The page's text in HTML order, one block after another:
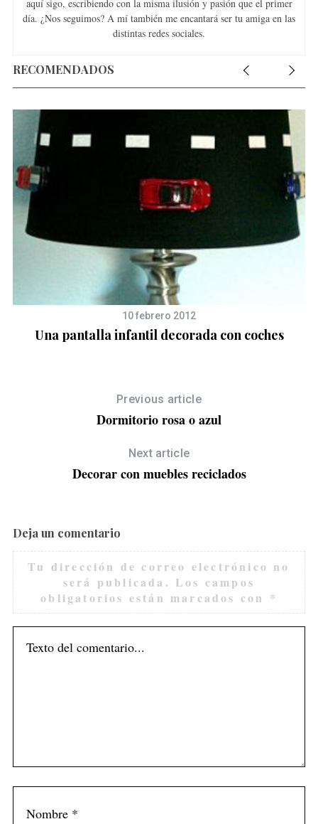
aquí sigo, escribiendo con la misma ilusión y pasión que el primer
día. ¿Nos seguimos? A mí también me encantará ser tu amiga en las
distintas redes sociales.
RECOMENDADOS
10 febrero 2012
Una pantalla infantil decorada con coches
Previous article
Dormitorio rosa o azul
Next article
Decorar con muebles reciclados
Deja un comentario
Tu dirección de correo electrónico no
será publicada. Los campos
obligatorios están marcados con *